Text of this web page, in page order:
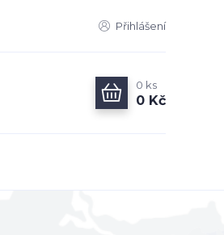
Přihlášení
0 ks
0 Kč